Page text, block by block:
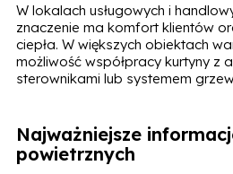
W lokalach usługowych i
znaczenie ma komfort klientów
ciepła. W większych obiektach
możliwość współpracy kurtyny z
sterownikami lub systemem
Najważniejsze
powietrznych